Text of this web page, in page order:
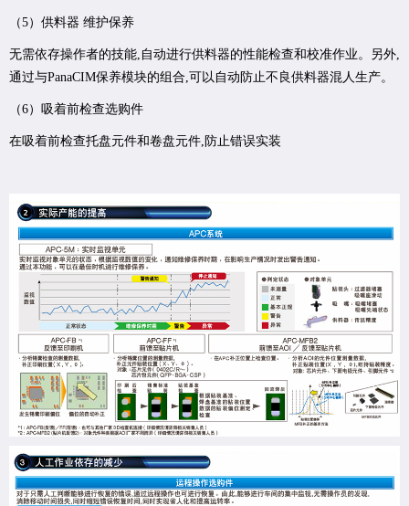
（5）供料器 维护保养
无需依存操作者的技能,自动进行供料器的性能检查和校准作业。另外,
通过与PanaCIM保养模块的组合,可以自动防止不良供料器混人生产。
（6）吸着前检查选购件
在吸着前检查托盘元件和卷盘元件,防止错误实装